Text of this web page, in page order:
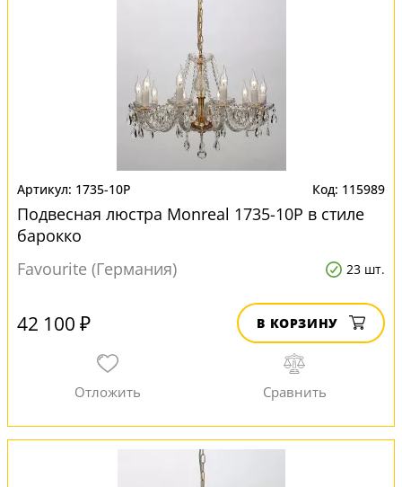
1735-10P 115989
Подвесная люстра Monreal 1735-10P в стиле
барокко
Favourite (Германия)
23 шт.
42 100 ₽ В КОРЗИНУ